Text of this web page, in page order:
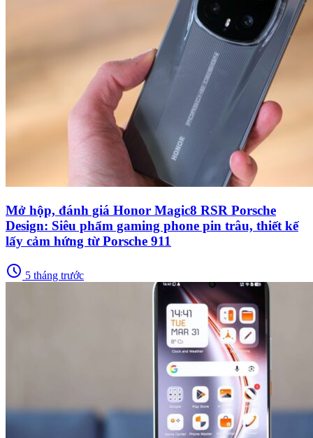
Mở hộp, đánh giá Honor Magic8 RSR Porsche
Design: Siêu phẩm gaming phone pin trâu, thiết kế
lấy cảm hứng từ Porsche 911
schedule 5 tháng trước